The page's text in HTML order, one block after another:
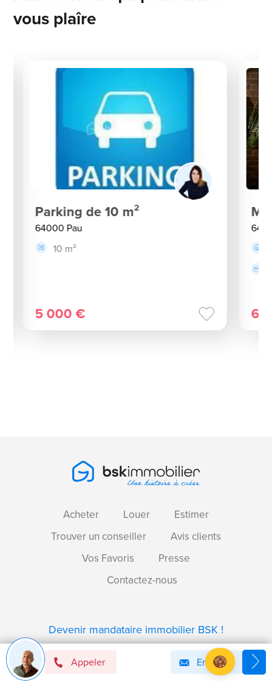
Appeler Email
vous plaîre
Parking de 10 m²
64000 Pau
10 m²
5 000 €
Acheter Louer
Estimer
Trouver un conseiller
Avis clients
Vos Favoris
Presse
Contactez-nous
Devenir mandataire immobilier BSK !